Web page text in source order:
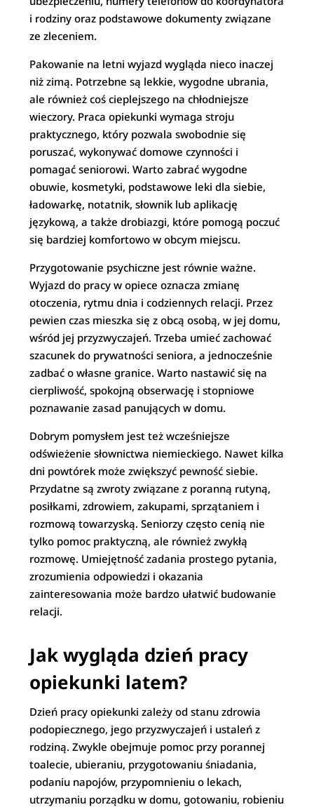
i rodziny oraz podstawowe dokumenty związane
ze zleceniem.
Pakowanie na letni wyjazd wygląda nieco inaczej
niż zimą. Potrzebne są lekkie, wygodne ubrania,
ale również coś cieplejszego na chłodniejsze
wieczory. Praca opiekunki wymaga stroju
praktycznego, który pozwala swobodnie się
poruszać, wykonywać domowe czynności i
pomagać seniorowi. Warto zabrać wygodne
obuwie, kosmetyki, podstawowe leki dla siebie,
ładowarkę, notatnik, słownik lub aplikację
językową, a także drobiazgi, które pomogą poczuć
się bardziej komfortowo w obcym miejscu.
Przygotowanie psychiczne jest równie ważne.
Wyjazd do pracy w opiece oznacza zmianę
otoczenia, rytmu dnia i codziennych relacji. Przez
pewien czas mieszka się z obcą osobą, w jej domu,
wśród jej przyzwyczajeń. Trzeba umieć zachować
szacunek do prywatności seniora, a jednocześnie
zadbać o własne granice. Warto nastawić się na
cierpliwość, spokojną obserwację i stopniowe
poznawanie zasad panujących w domu.
Dobrym pomysłem jest też wcześniejsze
odświeżenie słownictwa niemieckiego. Nawet kilka
dni powtórek może zwiększyć pewność siebie.
Przydatne są zwroty związane z poranną rutyną,
posiłkami, zdrowiem, zakupami, sprzątaniem i
rozmową towarzyską. Seniorzy często cenią nie
tylko pomoc praktyczną, ale również zwykłą
rozmowę. Umiejętność zadania prostego pytania,
zrozumienia odpowiedzi i okazania
zainteresowania może bardzo ułatwić budowanie
relacji.
Jak wygląda dzień pracy
opiekunki latem?
Dzień pracy opiekunki zależy od stanu zdrowia
podopiecznego, jego przyzwyczajeń i ustaleń z
rodziną. Zwykle obejmuje pomoc przy porannej
toalecie, ubieraniu, przygotowaniu śniadania,
podaniu napojów, przypomnieniu o lekach,
utrzymaniu porządku w domu, gotowaniu, robieniu